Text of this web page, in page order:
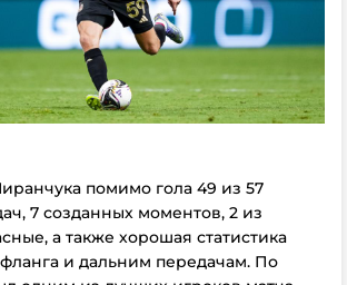
помимо гола 49 из 57
7 созданных моментов, 2 из
а также хорошая статистика
и дальним передачам. По